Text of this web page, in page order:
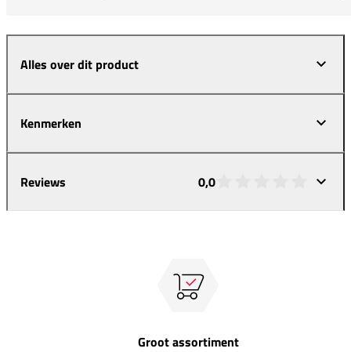
Alles over dit product
Kenmerken
Reviews 0,0
Groot assortiment